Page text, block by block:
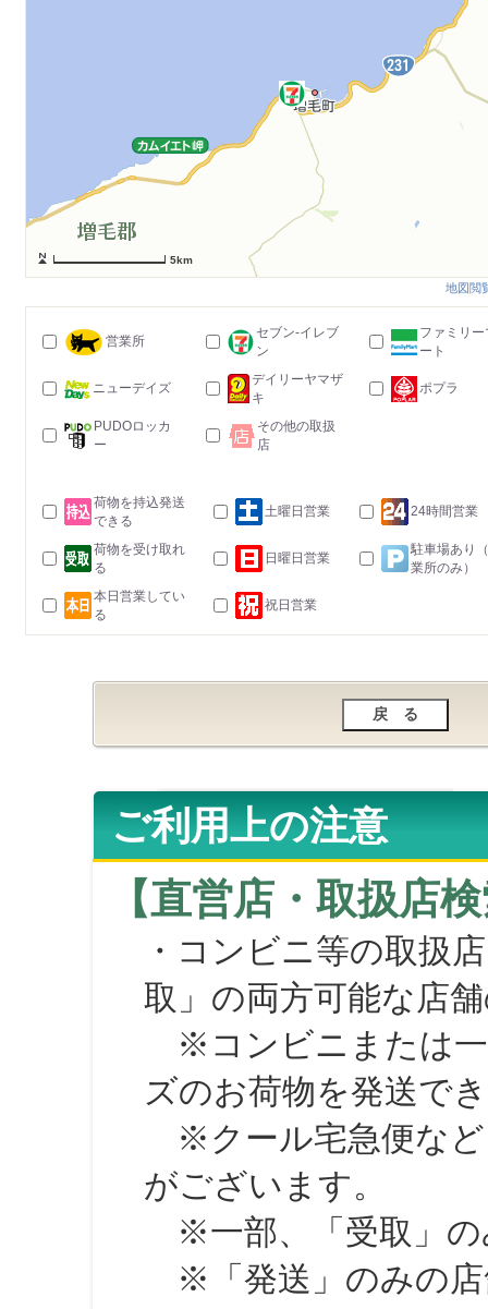
5km
地図閲
営業所
セブン-イレブ
ン
ファミリー
ート
ニューデイズ
デイリーヤマザ
キ
ポプラ
PUDOロッカ
ー
その他の取扱
店
荷物を持込発送
できる
土曜日営業 24時間営業
荷物を受け取れ
る
日曜日営業
駐車場あり
業所のみ）
本日営業してい
る
祝日営業
ご利用上の注意
【直営店・取扱店
・コンビニ等の取扱
取」の両方可能な店
※コンビニまたは一
ズのお荷物を発送で
※クール宅急便など
がございます。
※一部、「受取」の
※「発送」のみの店